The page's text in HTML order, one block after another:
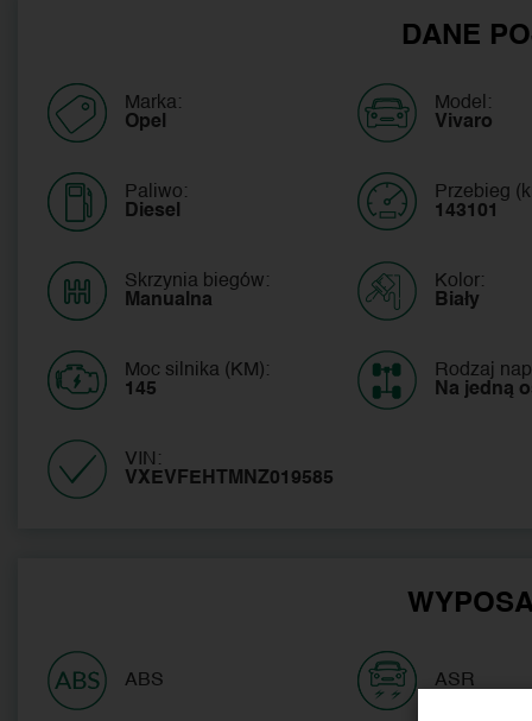
DANE
Marka:
Opel
Model:
Vivaro
Paliwo:
Diesel
Przebieg
143101
Skrzynia biegów:
Manualna
Kolor:
Biały
Moc silnika (KM):
145
Rodzaj
Na jedną
VIN:
VXEVFEHTMNZ019585
ABS ASR